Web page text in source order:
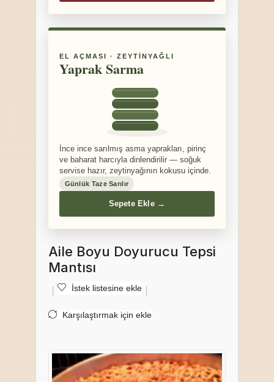
EL AÇMASI · ZEYTINYAĞLI
Yaprak Sarma
İnce ince sarılmış asma yaprakları, pirinç
ve baharat harcıyla dinlendirilir — soğuk
servise hazır, zeytinyağının kokusu içinde.
Günlük Taze Sarılır
Sepete Ekle →
Aile Boyu Doyurucu Tepsi
Mantısı
İstek listesine ekle
Karşılaştırmak için ekle